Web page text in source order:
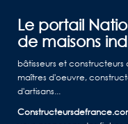
Le portail
de maisons
bâtisseurs et
maîtres d'oeuvre,
d'artisans...